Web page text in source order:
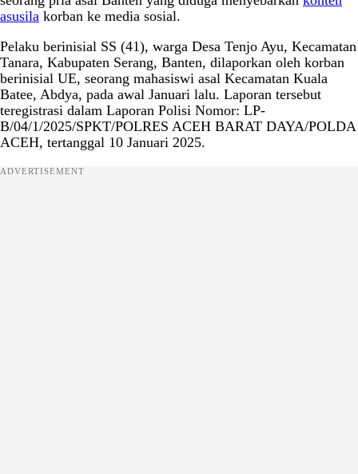
asusila korban ke media sosial.
Pelaku berinisial SS (41), warga Desa Tenjo Ayu, Kecamatan
Tanara, Kabupaten Serang, Banten, dilaporkan oleh korban
berinisial UE, seorang mahasiswi asal Kecamatan Kuala
Batee, Abdya, pada awal Januari lalu. Laporan tersebut
teregistrasi dalam Laporan Polisi Nomor: LP-
B/04/1/2025/SPKT/POLRES ACEH BARAT DAYA/POLDA
ACEH, tertanggal 10 Januari 2025.
ADVERTISEMENT